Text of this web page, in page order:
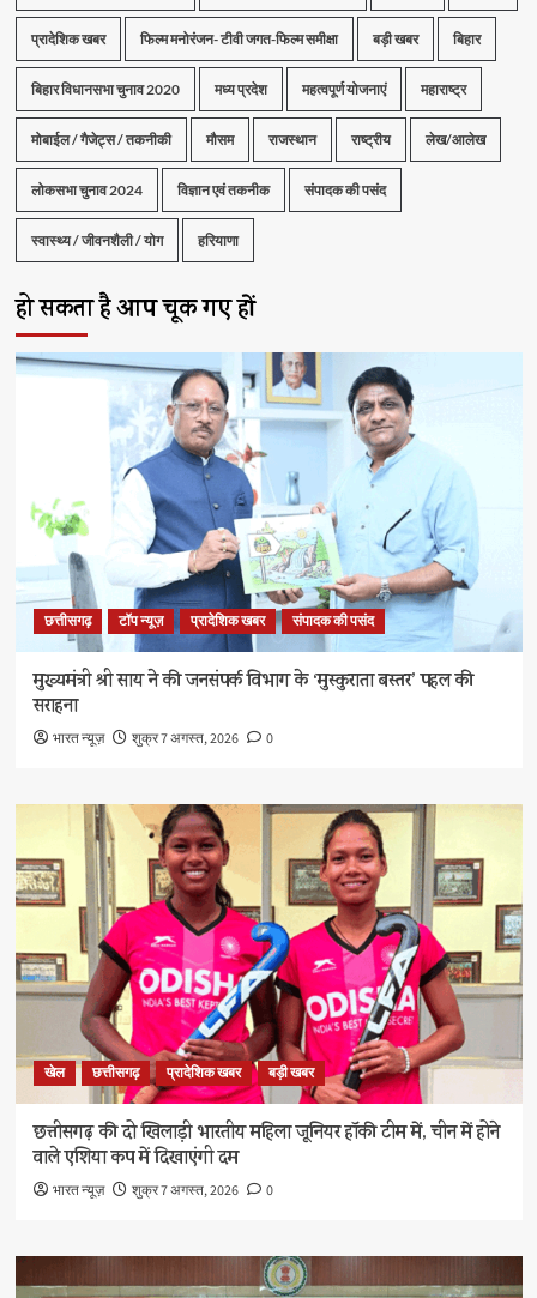
प्रादेशिक खबर फिल्म मनोरंजन- टीवी जगत-फिल्म समीक्षा बड़ी खबर बिहार
बिहार विधानसभा चुनाव 2020 मध्य प्रदेश महत्वपूर्ण योजनाएं महाराष्ट्र
मोबाईल / गैजेट्स / तकनीकी मौसम राजस्थान राष्ट्रीय लेख/आलेख
लोकसभा चुनाव 2024 विज्ञान एवं तकनीक संपादक की पसंद
स्वास्थ्य / जीवनशैली / योग हरियाणा
हो सकता है आप चूक गए हों
छत्तीसगढ़ टॉप न्यूज़ प्रादेशिक खबर संपादक की पसंद
मुख्यमंत्री श्री साय ने की जनसंपर्क विभाग के ‘मुस्कुराता बस्तर’ पहल की
सराहना
भारत न्यूज़ शुक्र 7 अगस्त, 2026 0
खेल छत्तीसगढ़ प्रादेशिक खबर बड़ी खबर
छत्तीसगढ़ की दो खिलाड़ी भारतीय महिला जूनियर हॉकी टीम में, चीन में होने
वाले एशिया कप में दिखाएंगी दम
भारत न्यूज़ शुक्र 7 अगस्त, 2026 0